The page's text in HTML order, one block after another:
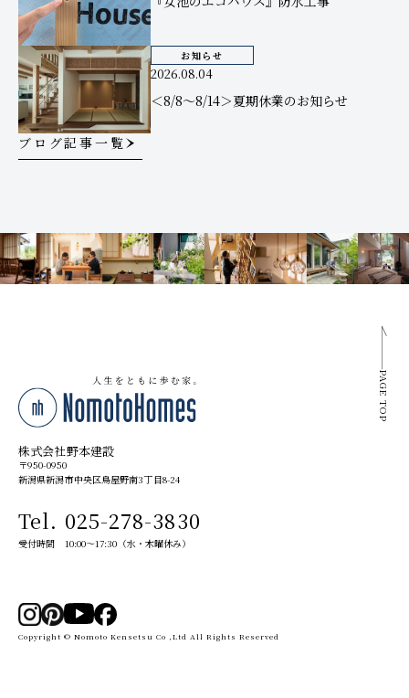
ブログ記事一覧
お知らせ
2026.08.04
＜8/8～8/14＞夏期休業のお知らせ
株式会社野本建設
〒950-0950
新潟県新潟市中央区鳥屋野南3丁目8-24
Tel. 025-278-3830
受付時間 10:00～17:30（水・木曜休み）
Copyright © Nomoto Kensetsu Co ,Ltd All Rights Reserved
PAGE TOP